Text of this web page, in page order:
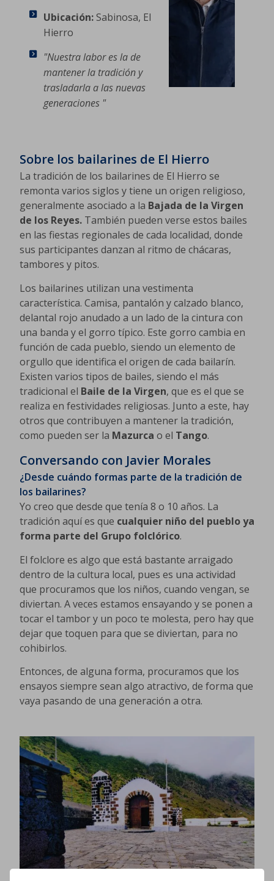
Ubicación:Sabinosa, El
Hierro
"Nuestra labor es la de
mantener la tradición y
trasladarla a las nuevas
generaciones "
Sobre los bailarines de El Hierro
La tradición de los bailarines de El Hierro se
remonta varios siglos y tiene un origen religioso,
generalmente asociado a la Bajada de la Virgen
de los Reyes. También pueden verse estos bailes
en las fiestas regionales de cada localidad, donde
sus participantes danzan al ritmo de chácaras,
tambores y pitos.
Los bailarines utilizan una vestimenta
característica. Camisa, pantalón y calzado blanco,
delantal rojo anudado a un lado de la cintura con
una banda y el gorro típico. Este gorro cambia en
función de cada pueblo, siendo un elemento de
orgullo que identifica el origen de cada bailarín.
Existen varios tipos de bailes, siendo el más
tradicional el Baile de la Virgen, que es el que se
realiza en festividades religiosas. Junto a este, hay
otros que contribuyen a mantener la tradición,
como pueden ser la Mazurca o el Tango.
Conversando con Javier Morales
¿Desde cuándo formas parte de la tradición de
los bailarines?
Yo creo que desde que tenía 8 o 10 años. La
tradición aquí es que cualquier niño del pueblo ya
forma parte del Grupo folclórico.
El folclore es algo que está bastante arraigado
dentro de la cultura local, pues es una actividad
que procuramos que los niños, cuando vengan, se
diviertan. A veces estamos ensayando y se ponen a
tocar el tambor y un poco te molesta, pero hay que
dejar que toquen para que se diviertan, para no
cohibirlos.
Entonces, de alguna forma, procuramos que los
ensayos siempre sean algo atractivo, de forma que
vaya pasando de una generación a otra.